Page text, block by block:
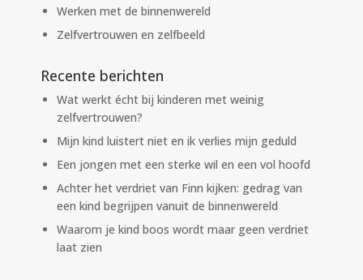
Werken met de binnenwereld
Zelfvertrouwen en zelfbeeld
Recente berichten
Wat werkt écht bij kinderen met weinig
zelfvertrouwen?
Mijn kind luistert niet en ik verlies mijn geduld
Een jongen met een sterke wil en een vol hoofd
Achter het verdriet van Finn kijken: gedrag van
een kind begrijpen vanuit de binnenwereld
Waarom je kind boos wordt maar geen verdriet
laat zien